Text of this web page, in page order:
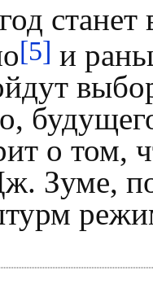
[5] и
о том,
Зуме,